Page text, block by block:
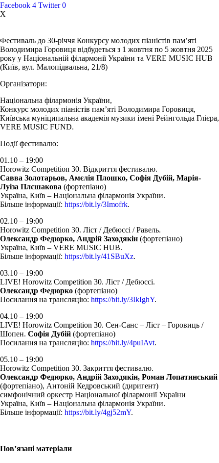
Facebook 4 Twitter 0
X
Фестиваль до 30-річчя Конкурсу молодих піаністів пам’яті
Володимира Горовиця відбудеться з 1 жовтня по 5 жовтня 2025
року у Національній філармонії України та VERE MUSIC HUB
(Київ, вул. Малопідвальна, 21/8)
Організатори:
Національна філармонія України,
Конкурс молодих піаністів пам’яті Володимира Горовиця,
Київська муніципальна академія музики імені Рейнгольда Глієра,
VERE MUSIC FUND.
Події фестивалю:
01.10 – 19:00
Horowitz Competition 30. Відкриття фестивалю.
Савва Золотарьов, Амєлія Плошко, Софія Дубій, Марія-
Луіза Плєшакова (фортепіано)
Україна, Київ – Національна філармонія України.
Більше інформації: https://bit.ly/3Imofrk.
02.10 – 19:00
Horowitz Competition 30. Ліст / Дебюссі / Равель.
Олександр Федюрко, Андрій Заходякін (фортепіано)
Україна, Київ – VERE MUSIC HUB.
Більше інформації: https://bit.ly/41SBuXz.
03.10 – 19:00
LIVE! Horowitz Competition 30. Ліст / Дебюссі.
Олександр Федюрко (фортепіано)
Посилання на трансляцію: https://bit.ly/3IkIghY.
04.10 – 19:00
LIVE! Horowitz Competition 30. Сен-Санс – Ліст – Горовиць /
Шопен. Софія Дубій (фортепіано)
Посилання на трансляцію: https://bit.ly/4puIAvt.
05.10 – 19:00
Horowitz Competition 30. Закриття фестивалю.
Олександр Федюрко, Андрій Заходякін, Роман Лопатинський
(фортепіано), Антоній Кедровський (диригент)
симфонічний оркестр Національної філармонії України
Україна, Київ – Національна філармонія України.
Більше інформації: https://bit.ly/4gj52mY.
Пов’язані матеріали